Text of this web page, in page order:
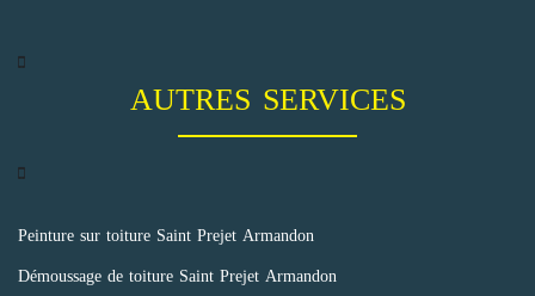
AUTRES SERVICES
Peinture sur toiture Saint Prejet Armandon
Démoussage de toiture Saint Prejet Armandon